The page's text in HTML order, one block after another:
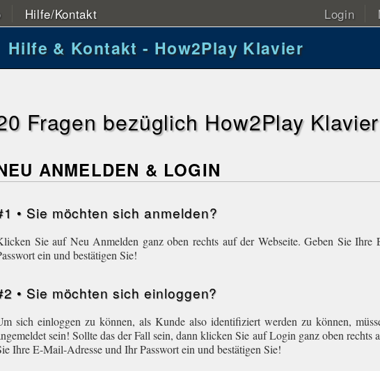
Hilfe/Kontakt Login
Hilfe & Kontakt - How2Play Klavier
Fragen bezüglich How2Play Klavier
ANMELDEN & LOGIN
• Sie möchten sich anmelden?
Sie auf Neu Anmelden ganz oben rechts auf der Webseite. Geben Sie Ihre
ein und bestätigen Sie!
• Sie möchten sich einloggen?
sich einloggen zu können, als Kunde also identifiziert werden zu können,
sein! Sollte das der Fall sein, dann klicken Sie auf Login ganz oben rechts
Ihre E-Mail-Adresse und Ihr Passwort ein und bestätigen Sie!